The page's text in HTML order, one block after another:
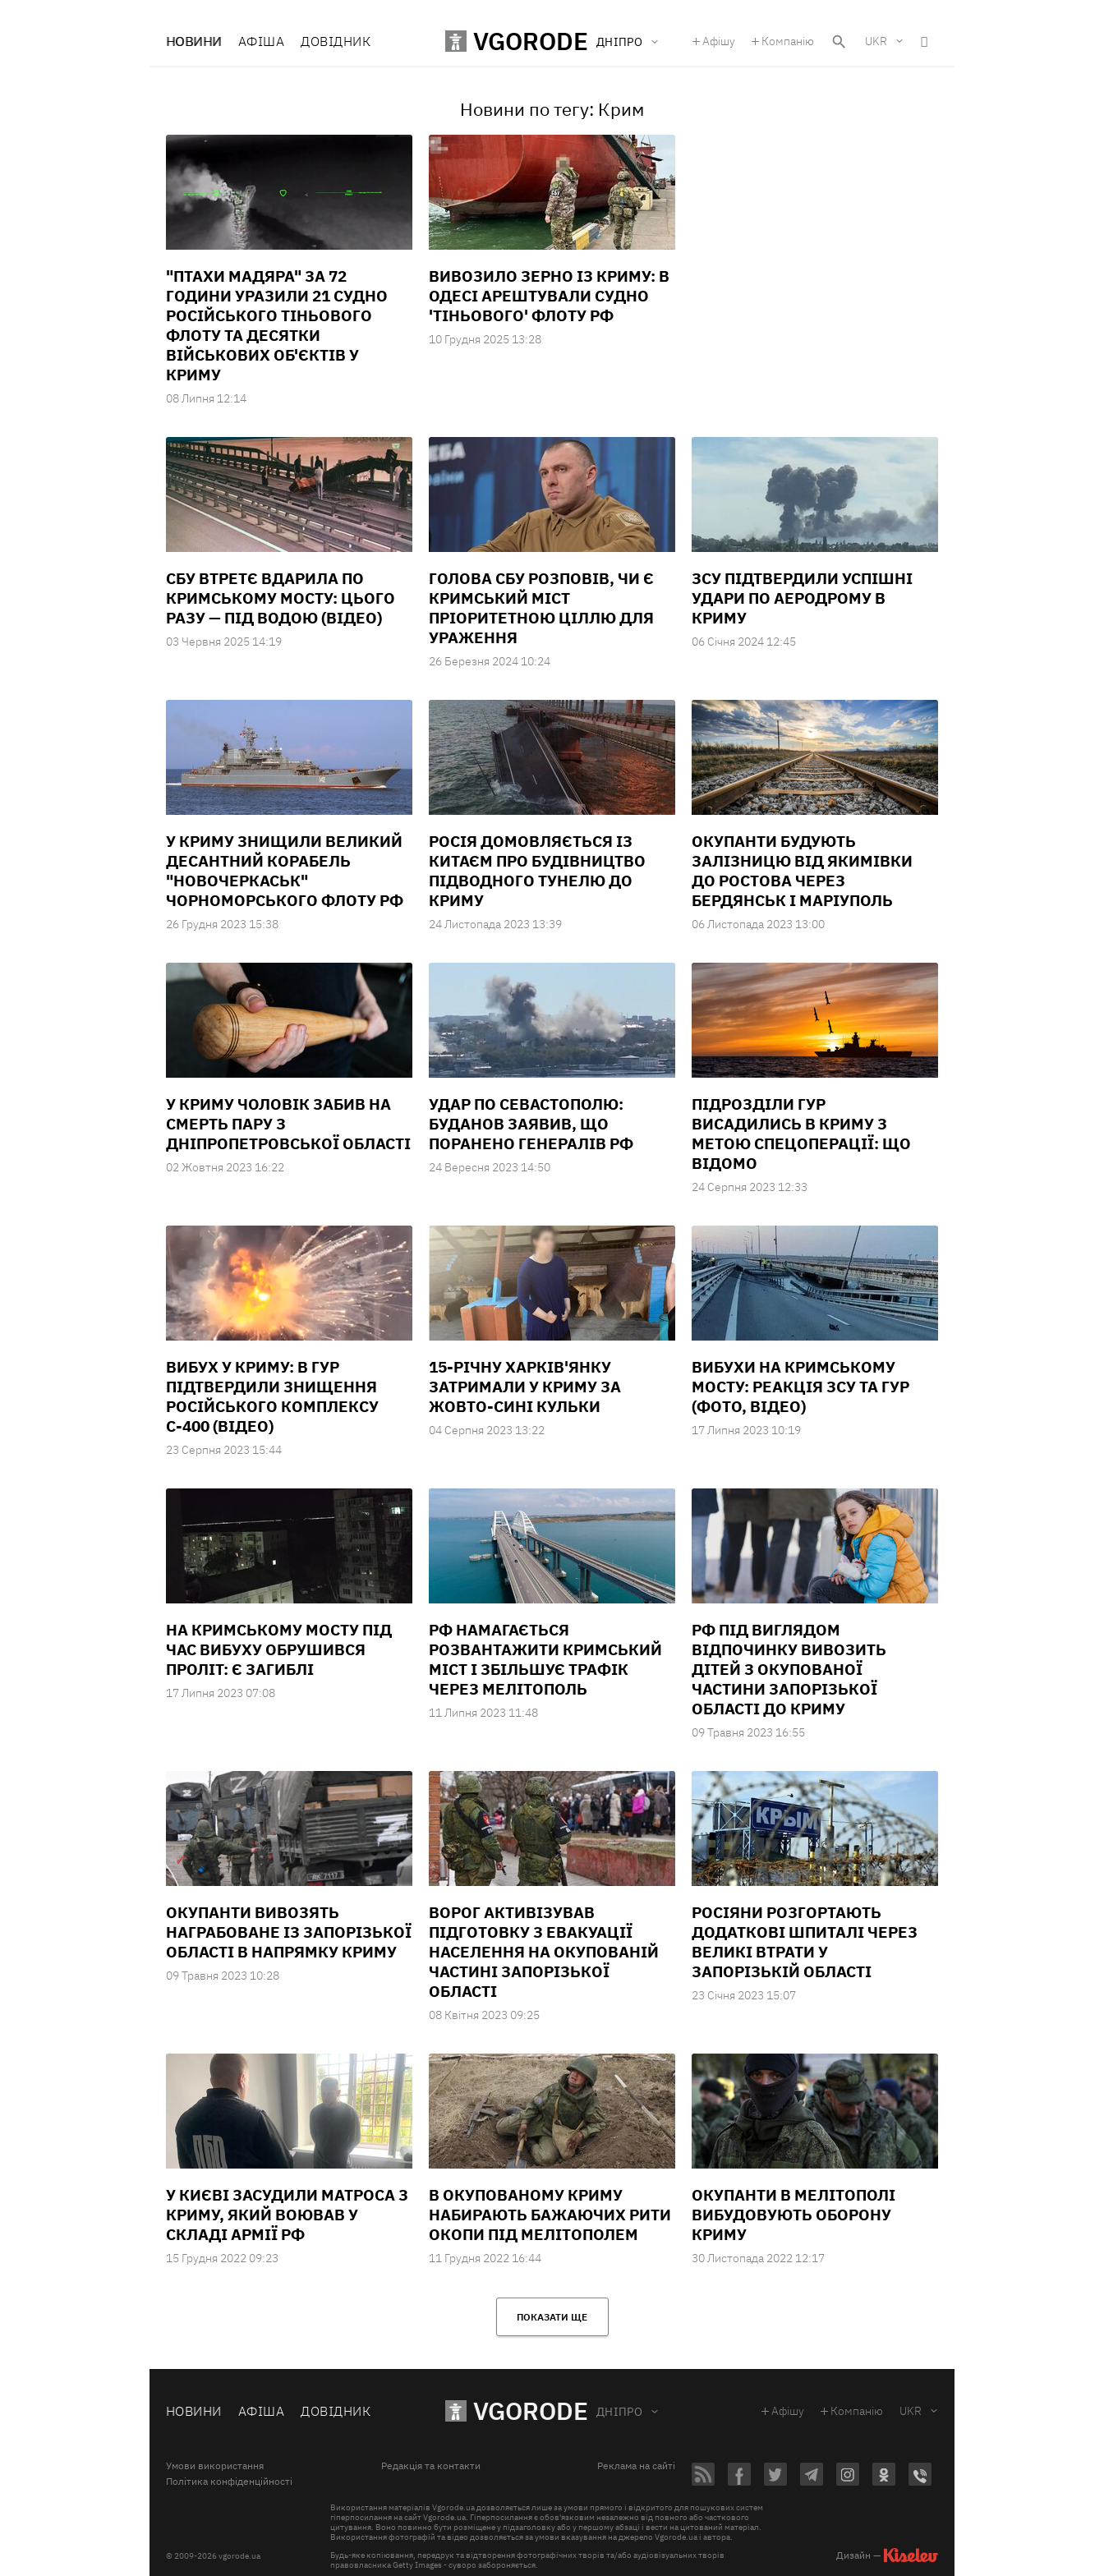
НОВИНИ АФІША ДОВІДНИК VGORODE ДНІПРО Афішу Компанію UKR
Новини по тегу: Крим
"ПТАХИ МАДЯРА" ЗА 72
ГОДИНИ УРАЗИЛИ 21 СУДНО
РОСІЙСЬКОГО ТІНЬОВОГО
ФЛОТУ ТА ДЕСЯТКИ
ВІЙСЬКОВИХ ОБ'ЄКТІВ У
КРИМУ
08 Липня 12:14
ВИВОЗИЛО ЗЕРНО ІЗ КРИМУ: В
ОДЕСІ АРЕШТУВАЛИ СУДНО
'ТІНЬОВОГО' ФЛОТУ РФ
10 Грудня 2025 13:28
СБУ ВТРЕТЄ ВДАРИЛА ПО
КРИМСЬКОМУ МОСТУ: ЦЬОГО
РАЗУ — ПІД ВОДОЮ (ВІДЕО)
03 Червня 2025 14:19
ГОЛОВА СБУ РОЗПОВІВ, ЧИ Є
КРИМСЬКИЙ МІСТ
ПРІОРИТЕТНОЮ ЦІЛЛЮ ДЛЯ
УРАЖЕННЯ
26 Березня 2024 10:24
ЗСУ ПІДТВЕРДИЛИ УСПІШНІ
УДАРИ ПО АЕРОДРОМУ В
КРИМУ
06 Сiчня 2024 12:45
У КРИМУ ЗНИЩИЛИ ВЕЛИКИЙ
ДЕСАНТНИЙ КОРАБЕЛЬ
"НОВОЧЕРКАСЬК"
ЧОРНОМОРСЬКОГО ФЛОТУ РФ
26 Грудня 2023 15:38
РОСІЯ ДОМОВЛЯЄТЬСЯ ІЗ
КИТАЄМ ПРО БУДІВНИЦТВО
ПІДВОДНОГО ТУНЕЛЮ ДО
КРИМУ
24 Листопада 2023 13:39
ОКУПАНТИ БУДУЮТЬ
ЗАЛІЗНИЦЮ ВІД ЯКИМІВКИ
ДО РОСТОВА ЧЕРЕЗ
БЕРДЯНСЬК І МАРІУПОЛЬ
06 Листопада 2023 13:00
У КРИМУ ЧОЛОВІК ЗАБИВ НА
СМЕРТЬ ПАРУ З
ДНІПРОПЕТРОВСЬКОЇ ОБЛАСТІ
02 Жовтня 2023 16:22
УДАР ПО СЕВАСТОПОЛЮ:
БУДАНОВ ЗАЯВИВ, ЩО
ПОРАНЕНО ГЕНЕРАЛІВ РФ
24 Вересня 2023 14:50
ПІДРОЗДІЛИ ГУР
ВИСАДИЛИСЬ В КРИМУ З
МЕТОЮ СПЕЦОПЕРАЦІЇ: ЩО
ВІДОМО
24 Серпня 2023 12:33
ВИБУХ У КРИМУ: В ГУР
ПІДТВЕРДИЛИ ЗНИЩЕННЯ
РОСІЙСЬКОГО КОМПЛЕКСУ
С-400 (ВІДЕО)
23 Серпня 2023 15:44
15-РІЧНУ ХАРКІВ'ЯНКУ
ЗАТРИМАЛИ У КРИМУ ЗА
ЖОВТО-СИНІ КУЛЬКИ
04 Серпня 2023 13:22
ВИБУХИ НА КРИМСЬКОМУ
МОСТУ: РЕАКЦІЯ ЗСУ ТА ГУР
(ФОТО, ВІДЕО)
17 Липня 2023 10:19
НА КРИМСЬКОМУ МОСТУ ПІД
ЧАС ВИБУХУ ОБРУШИВСЯ
ПРОЛІТ: Є ЗАГИБЛІ
17 Липня 2023 07:08
РФ НАМАГАЄТЬСЯ
РОЗВАНТАЖИТИ КРИМСЬКИЙ
МІСТ І ЗБІЛЬШУЄ ТРАФІК
ЧЕРЕЗ МЕЛІТОПОЛЬ
11 Липня 2023 11:48
РФ ПІД ВИГЛЯДОМ
ВІДПОЧИНКУ ВИВОЗИТЬ
ДІТЕЙ З ОКУПОВАНОЇ
ЧАСТИНИ ЗАПОРІЗЬКОЇ
ОБЛАСТІ ДО КРИМУ
09 Травня 2023 16:55
ОКУПАНТИ ВИВОЗЯТЬ
НАГРАБОВАНЕ ІЗ ЗАПОРІЗЬКОЇ
ОБЛАСТІ В НАПРЯМКУ КРИМУ
09 Травня 2023 10:28
ВОРОГ АКТИВІЗУВАВ
ПІДГОТОВКУ З ЕВАКУАЦІЇ
НАСЕЛЕННЯ НА ОКУПОВАНІЙ
ЧАСТИНІ ЗАПОРІЗЬКОЇ
ОБЛАСТІ
08 Квiтня 2023 09:25
РОСІЯНИ РОЗГОРТАЮТЬ
ДОДАТКОВІ ШПИТАЛІ ЧЕРЕЗ
ВЕЛИКІ ВТРАТИ У
ЗАПОРІЗЬКІЙ ОБЛАСТІ
23 Сiчня 2023 15:07
У КИЄВІ ЗАСУДИЛИ МАТРОСА З
КРИМУ, ЯКИЙ ВОЮВАВ У
СКЛАДІ АРМІЇ РФ
15 Грудня 2022 09:23
В ОКУПОВАНОМУ КРИМУ
НАБИРАЮТЬ БАЖАЮЧИХ РИТИ
ОКОПИ ПІД МЕЛІТОПОЛЕМ
11 Грудня 2022 16:44
ОКУПАНТИ В МЕЛІТОПОЛІ
ВИБУДОВУЮТЬ ОБОРОНУ
КРИМУ
30 Листопада 2022 12:17
ПОКАЗАТИ ЩЕ
НОВИНИ АФІША ДОВІДНИК VGORODE ДНІПРО Афішу Компанію UKR
Умови використання Редакція та контакти
Реклама на сайті
Політика конфіденційності
© 2009-2026 vgorode.ua
Використання матеріалів Vgorode.ua дозволяється лише за умови прямого і відкритого для пошукових систем
гіперпосилання на сайт Vgorode.ua. Гіперпосилання є обов'язковим незалежно від повного або часткового
цитування. Воно повинно бути розміщене у підзаголовку або у першому абзаці і вести на цитований матеріал.
Використання фотографій та відео дозволяється за умови вказування на джерело Vgorode.ua і автора.
Будь-яке копіювання, передрук та відтворення фотографічних творів та/або аудіовізуальних творів
правовласника Getty Images - суворо забороняється.
Дизайн —